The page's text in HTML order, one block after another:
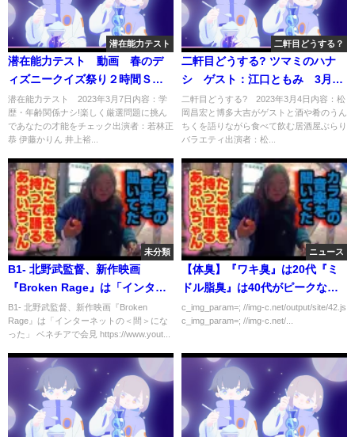
潜在能力テスト
潜在能力テスト 動画 春のデ
ィズニークイズ祭り２時間Ｓ
Ｐ 3月7日
潜在能力テスト 2023年3月7日内容：学
歴・年齢関係ナシ!楽しく厳選問題に挑ん
であなたの才能をチェック出演者：若林正
恭 伊藤かりん 井上裕...
二軒目どうする？
二軒目どうする? ツマミのハナ
シ ゲスト：江口ともみ 3月4
日
二軒目どうする? 2023年3月4日内容：松
岡昌宏と博多大吉がゲストと酒や肴のうん
ちくを語りながら食べて飲む居酒屋ぶらり
バラエティ出演者：松...
未分類
B1- 北野武監督、新作映画
『Broken Rage』は「インター
ネットの＜間＞になった」 ベネ
チアで会見
B1- 北野武監督、新作映画『Broken
Rage』は「インターネットの＜間＞にな
った」 ベネチアで会見 https://www.yout...
ニュース
【体臭】『ワキ臭』は20代『ミ
ドル脂臭』は40代がピークな模
様
c_img_param=; //img-c.net/output/site/42.js
c_img_param=; //img-c.net/...